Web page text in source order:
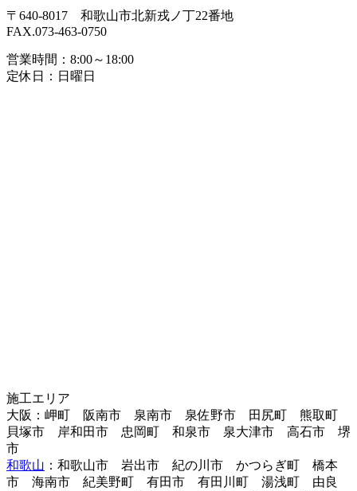
〒640-8017 和歌山市北新戎ノ丁22番地
FAX.073-463-0750
営業時間：8:00～18:00
定休日：日曜日
施工エリア
大阪：岬町 阪南市 泉南市 泉佐野市 田尻町 熊取町
貝塚市 岸和田市 忠岡町 和泉市 泉大津市 高石市 堺
市
和歌山 ：和歌山市 岩出市 紀の川市 かつらぎ町 橋本
市 海南市 紀美野町 有田市 有田川町 湯浅町 由良